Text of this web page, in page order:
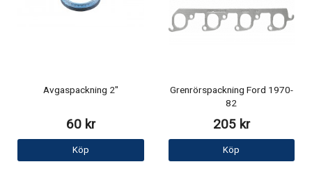
Avgaspackning 2"
60 kr
Köp
Grenrörspackning Ford 1970-
82
205 kr
Köp